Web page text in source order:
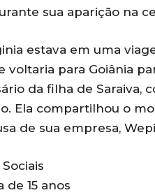
sua aparição na
estava em uma
voltaria para Goiânia
da filha de Saraiva,
Ela compartilhou o
de sua empresa,
de 15 anos